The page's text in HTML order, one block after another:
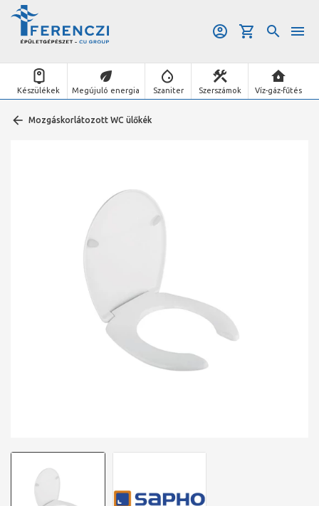
Készülékek Megújuló energia Szaniter Szerszámok Víz-gáz-fűtés
Mozgáskorlátozott WC ülőkék